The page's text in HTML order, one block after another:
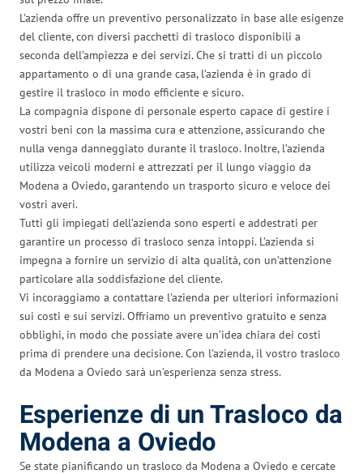
L’azienda offre un preventivo personalizzato in base alle esigenze
del cliente, con diversi pacchetti di trasloco disponibili a
seconda dell’ampiezza e dei servizi. Che si tratti di un piccolo
appartamento o di una grande casa, l’azienda è in grado di
gestire il trasloco in modo efficiente e sicuro.
La compagnia dispone di personale esperto capace di gestire i
vostri beni con la massima cura e attenzione, assicurando che
nulla venga danneggiato durante il trasloco. Inoltre, l’azienda
utilizza veicoli moderni e attrezzati per il lungo viaggio da
Modena a Oviedo, garantendo un trasporto sicuro e veloce dei
vostri averi.
Tutti gli impiegati dell’azienda sono esperti e addestrati per
garantire un processo di trasloco senza intoppi. L’azienda si
impegna a fornire un servizio di alta qualità, con un’attenzione
particolare alla soddisfazione del cliente.
Vi incoraggiamo a contattare l’azienda per ulteriori informazioni
sui costi e sui servizi. Offriamo un preventivo gratuito e senza
obblighi, in modo che possiate avere un’idea chiara dei costi
prima di prendere una decisione. Con l’azienda, il vostro trasloco
da Modena a Oviedo sarà un’esperienza senza stress.
Esperienze di un Trasloco da
Modena a Oviedo
Se state pianificando un trasloco da Modena a Oviedo e cercate